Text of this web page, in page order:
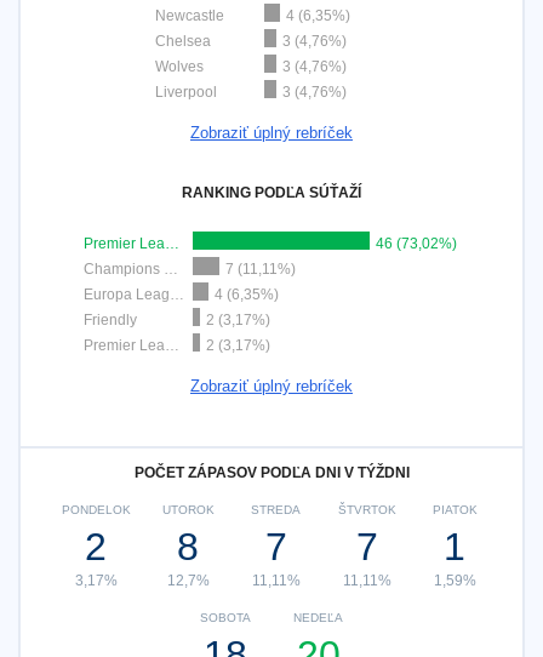
Newcastle
4 (6,35%)
Chelsea
3 (4,76%)
Wolves
3 (4,76%)
Liverpool
3 (4,76%)
Zobraziť úplný rebríček
RANKING PODĽA SÚŤAŽÍ
Premier League
46 (73,02%)
Champions League
7 (11,11%)
Europa League
4 (6,35%)
Friendly
2 (3,17%)
Premier League Cup
2 (3,17%)
Zobraziť úplný rebríček
POČET ZÁPASOV PODĽA DNI V TÝŽDNI
PONDELOK
2
3,17%
UTOROK
8
12,7%
STREDA
7
11,11%
ŠTVRTOK
7
11,11%
PIATOK
1
1,59%
SOBOTA NEDEĽA